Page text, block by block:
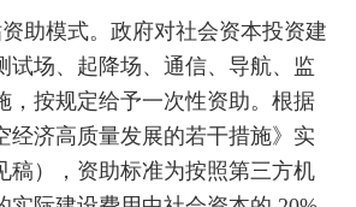
助模式。政府对社会资本投资建
试场、起降场、通信、导航、监
，按规定给予一次性资助。根据
经济高质量发展的若干措施》实
稿），资助标准为按照第三方机